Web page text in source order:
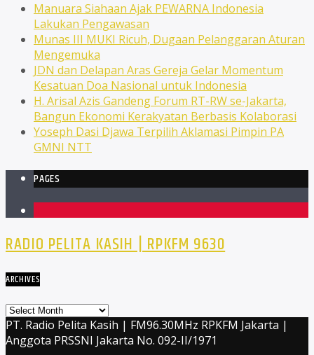
Manuara Siahaan Ajak PEWARNA Indonesia
Lakukan Pengawasan
Munas III MUKI Ricuh, Dugaan Pelanggaran Aturan
Mengemuka
JDN dan Delapan Aras Gereja Gelar Momentum
Kesatuan Doa Nasional untuk Indonesia
H. Arisal Azis Gandeng Forum RT-RW se-Jakarta,
Bangun Ekonomi Kerakyatan Berbasis Kolaborasi
Yoseph Dasi Djawa Terpilih Aklamasi Pimpin PA
GMNI NTT
PAGES
RADIO PELITA KASIH | RPKFM 9630
ARCHIVES
Archives
PT. Radio Pelita Kasih | FM96.30MHz RPKFM Jakarta |
Anggota PRSSNI Jakarta No. 092-II/1971